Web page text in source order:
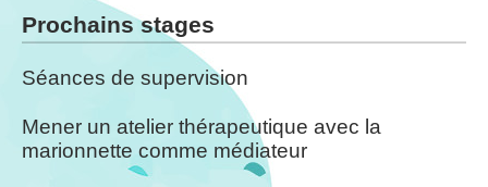
Prochains stages
Séances de supervision
Mener un atelier thérapeutique avec la
marionnette comme médiateur